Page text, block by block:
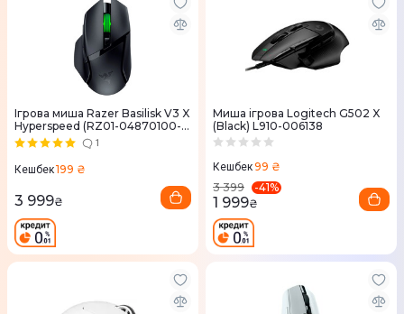
Ігрова миша Razer Basilisk V3 X
Hyperspeed (RZ01-04870100-
R3G1)
1
Кешбек199 ₴
3 999₴
Миша ігрова Logitech G502 X
(Black) L910-006138
Кешбек99 ₴
3 399
-41%
1 999₴